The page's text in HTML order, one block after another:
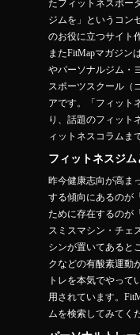
たフィットネスポー
ジムを」というコン
のお役に立つサイト
またFitMapマガジン
やパーソナルジム・
スポーツスクール（
アです。「フィット
り、話題のフィット
ィットネスコラムま
フィットネスジム
昨今健康志向が高ま
する傾向にあるのが
ために存在するのが
スミスマシン・チェ
シンが置いてあると
クなどの有酸素運動
トレを本気でやって
用されています。
ムを検索してみてく